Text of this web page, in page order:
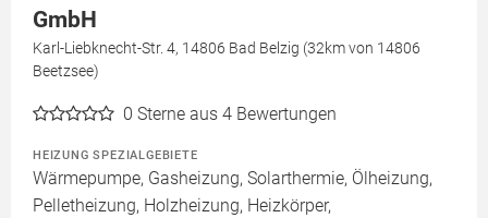
GmbH
Karl-Liebknecht-Str. 4, 14806 Bad Belzig (32km von 14806
Beetzsee)
0 Sterne aus 4 Bewertungen
HEIZUNG SPEZIALGEBIETE
Wärmepumpe, Gasheizung, Solarthermie, Ölheizung,
Pelletheizung, Holzheizung, Heizkörper,